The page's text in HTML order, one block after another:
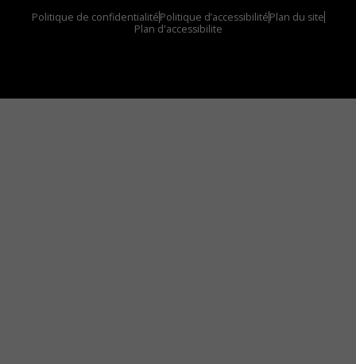
Politique de confidentialitéPolitique d’accessibilitéPlan du site
Plan d'accessibilite